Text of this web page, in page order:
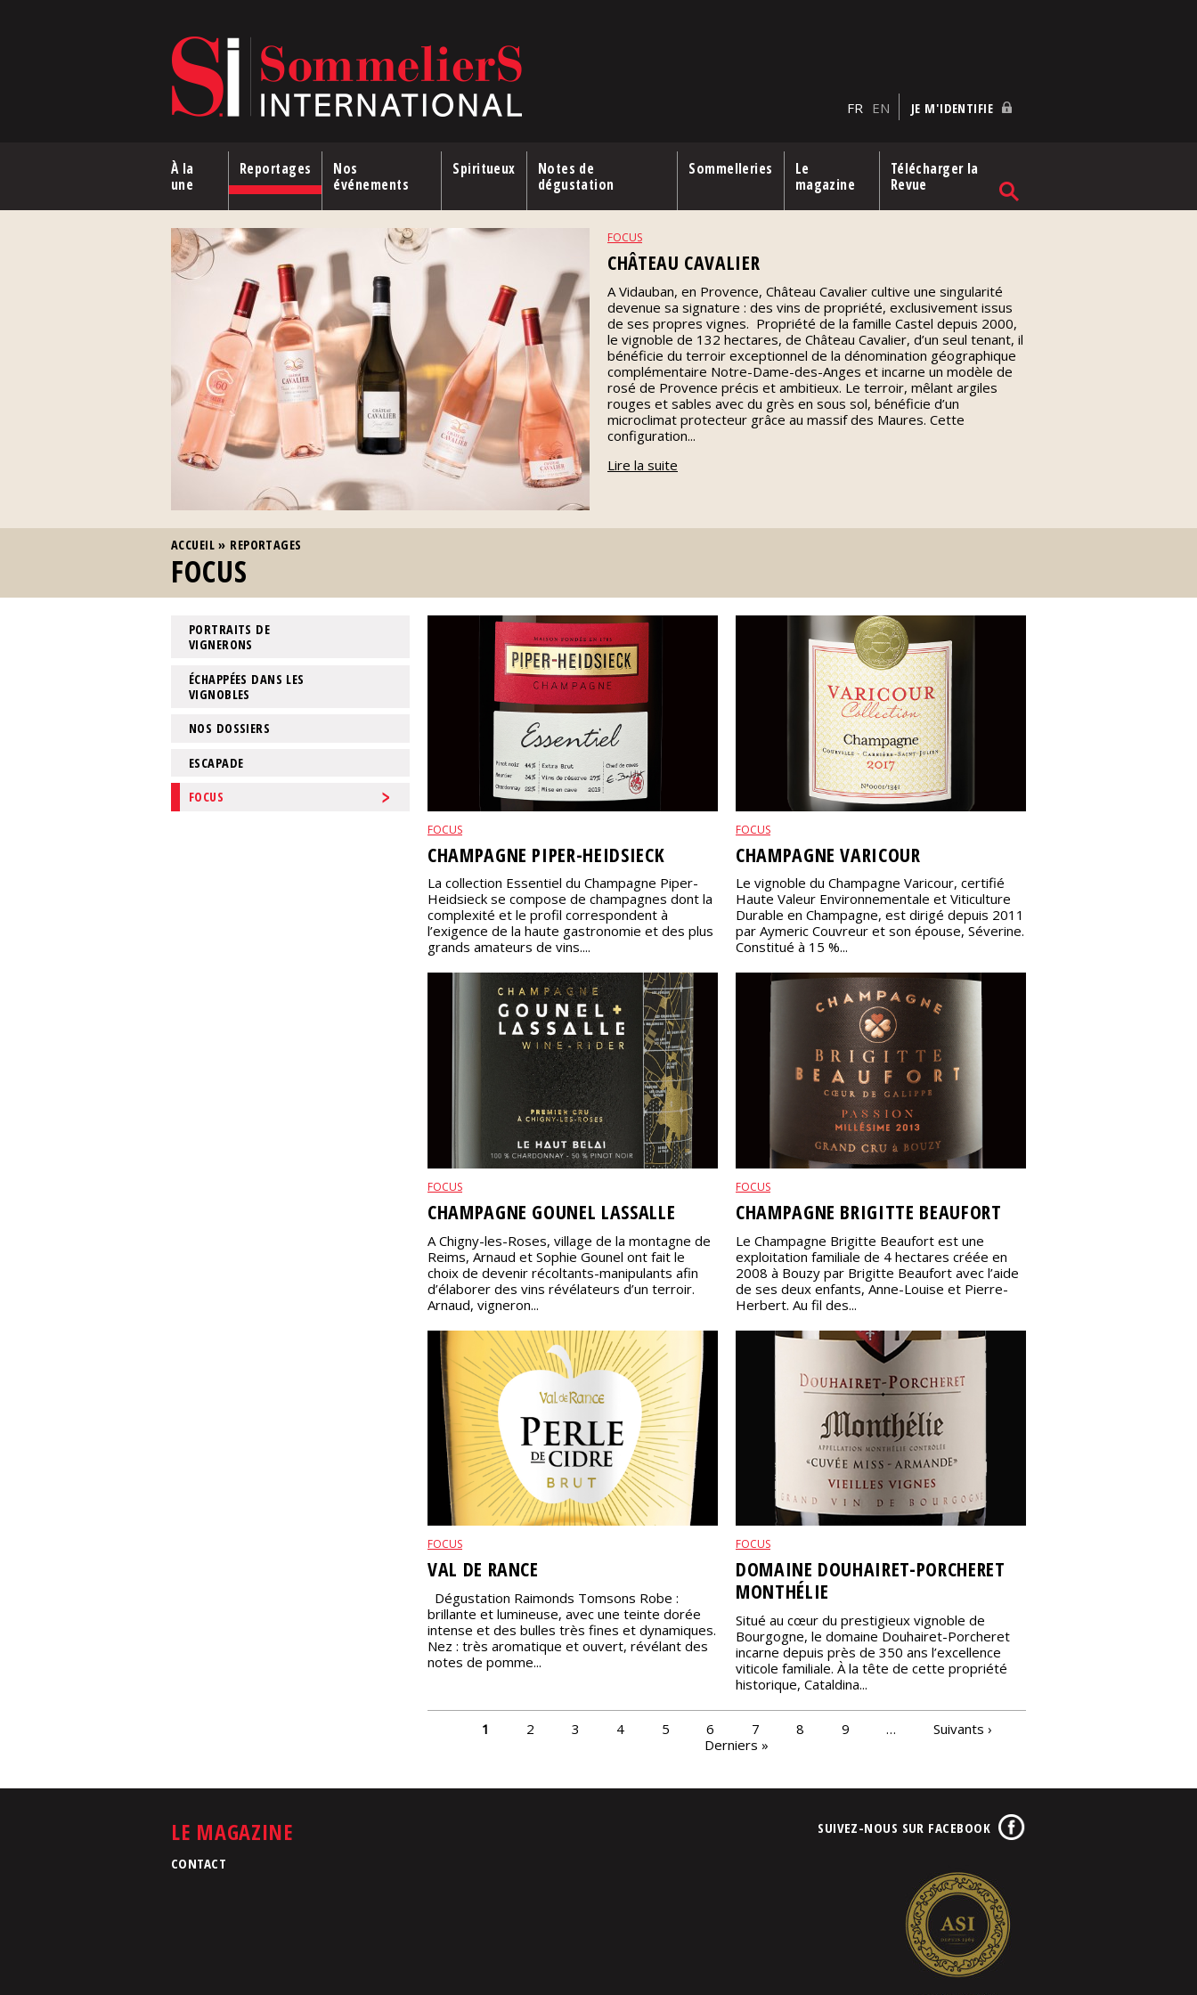
FR EN JE M'IDENTIFIE
À la
une
Reportages
Nos
événements
Spiritueux
Notes de
dégustation
Sommelleries
Le
magazine
Télécharger la
Revue
FOCUS
CHÂTEAU CAVALIER
A Vidauban, en Provence, Château Cavalier cultive une singularité
devenue sa signature : des vins de propriété, exclusivement issus
de ses propres vignes. Propriété de la famille Castel depuis 2000,
le vignoble de 132 hectares, de Château Cavalier, d’un seul tenant, il
bénéficie du terroir exceptionnel de la dénomination géographique
complémentaire Notre-Dame-des-Anges et incarne un modèle de
rosé de Provence précis et ambitieux. Le terroir, mêlant argiles
rouges et sables avec du grès en sous sol, bénéficie d’un
microclimat protecteur grâce au massif des Maures. Cette
configuration...
Lire la suite
ACCUEIL » REPORTAGES
FOCUS
FOCUS
CHAMPAGNE PIPER-HEIDSIECK
La collection Essentiel du Champagne Piper-
Heidsieck se compose de champagnes dont la
complexité et le profil correspondent à
l’exigence de la haute gastronomie et des plus
grands amateurs de vins....
FOCUS
CHAMPAGNE VARICOUR
Le vignoble du Champagne Varicour, certifié
Haute Valeur Environnementale et Viticulture
Durable en Champagne, est dirigé depuis 2011
par Aymeric Couvreur et son épouse, Séverine.
Constitué à 15 %...
FOCUS
CHAMPAGNE GOUNEL LASSALLE
A Chigny-les-Roses, village de la montagne de
Reims, Arnaud et Sophie Gounel ont fait le
choix de devenir récoltants-manipulants afin
d’élaborer des vins révélateurs d’un terroir.
Arnaud, vigneron...
FOCUS
CHAMPAGNE BRIGITTE BEAUFORT
Le Champagne Brigitte Beaufort est une
exploitation familiale de 4 hectares créée en
2008 à Bouzy par Brigitte Beaufort avec l’aide
de ses deux enfants, Anne-Louise et Pierre-
Herbert. Au fil des...
FOCUS
VAL DE RANCE
Dégustation Raimonds Tomsons Robe :
brillante et lumineuse, avec une teinte dorée
intense et des bulles très fines et dynamiques.
Nez : très aromatique et ouvert, révélant des
notes de pomme...
FOCUS
DOMAINE DOUHAIRET-PORCHERET
MONTHÉLIE
Situé au cœur du prestigieux vignoble de
Bourgogne, le domaine Douhairet-Porcheret
incarne depuis près de 350 ans l’excellence
viticole familiale. À la tête de cette propriété
historique, Cataldina...
1 2 3 4 5 6 7 8 9 …
Suivants ›
Derniers »
PORTRAITS DE
VIGNERONS
ÉCHAPPÉES DANS LES
VIGNOBLES
NOS DOSSIERS
ESCAPADE
FOCUS
LE MAGAZINE
CONTACT
SUIVEZ-NOUS SUR FACEBOOK